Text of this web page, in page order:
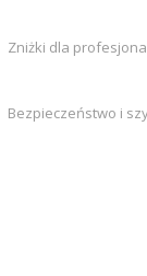
Zniżki dla
Bezpieczeństwo i